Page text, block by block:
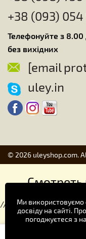
+38 (093)
Телефонуйте з 8.00
без вихідних
[email
uley.in
© 2026 uleyshop.com.
Ми
досвіду на сайті.
погоджуєтеся з
//
Купуй